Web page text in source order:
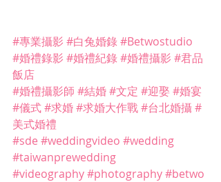
#專業攝影 #白兔婚錄#Betwostudio
#婚禮錄影 #婚禮紀錄#婚禮攝影 #君品
飯店
#婚禮攝影師 #結婚#文定 #迎娶#婚宴
#儀式#求婚#求婚大作戰#台北婚攝#
美式婚禮
#sde #weddingvideo #wedding
#taiwanprewedding
#videography#photography#betwo